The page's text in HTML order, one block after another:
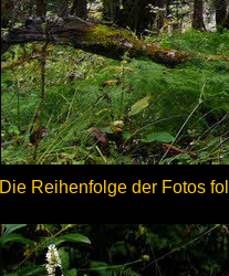
Die Reihenfolge der Fotos